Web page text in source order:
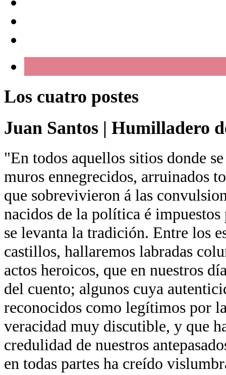
Los cuatro postes
Juan Santos | Humilladero
"En todos aquellos sitios donde
muros ennegrecidos, arruinados
que sobrevivieron á las
nacidos de la política é
se levanta la tradición. Entre los
castillos, hallaremos labradas
actos heroicos, que en nuestros
del cuento; algunos cuya
reconocidos como legítimos por
veracidad muy discutible, y que
credulidad de nuestros
en todas partes ha creído